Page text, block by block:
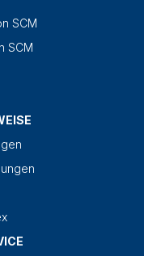
SCM
SCM